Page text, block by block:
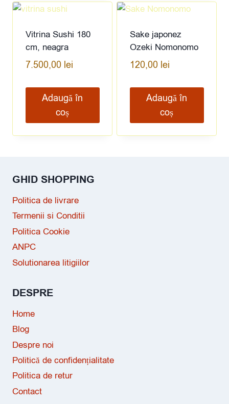
Vitrina Sushi 180
cm, neagra
7.500,00 lei
Adaugă în
coș
Sake japonez
Ozeki Nomonomo
120,00 lei
Adaugă în
coș
GHID SHOPPING
Politica de livrare
Termenii si Conditii
Politica Cookie
ANPC
Solutionarea litigiilor
DESPRE
Home
Blog
Despre noi
Politică de confidențialitate
Politica de retur
Contact